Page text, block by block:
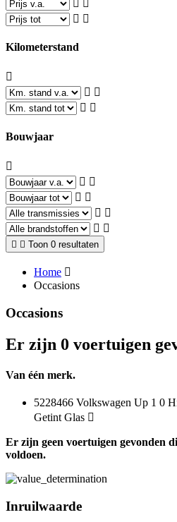
Kilometerstand
Bouwjaar
Toon 0 resultaten
Home
Occasions
Occasions
Er zijn 0 voertuigen
Van één merk.
5228466 Volkswagen Up 1 0
Getint Glas
Er zijn geen voertuigen gevonden
voldoen.
Inruilwaarde